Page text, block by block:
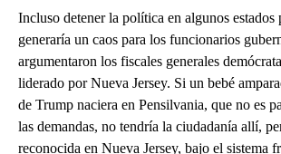
Incluso detener la política en algunos estados
generaría un caos para los funcionarios
argumentaron los fiscales generales
liderado por Nueva Jersey. Si un bebé
de Trump naciera en Pensilvania, que no es
las demandas, no tendría la ciudadanía allí,
reconocida en Nueva Jersey, bajo el sistema